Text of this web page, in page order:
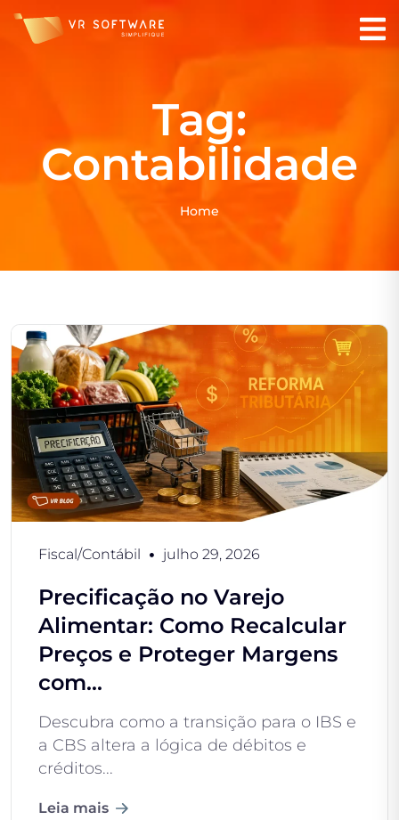
Tag:
Contabilidade
Home
Fiscal/Contábil julho 29, 2026
Precificação no Varejo
Alimentar: Como Recalcular
Preços e Proteger Margens
com...
Descubra como a transição para o IBS e
a CBS altera a lógica de débitos e
créditos...
Leia mais